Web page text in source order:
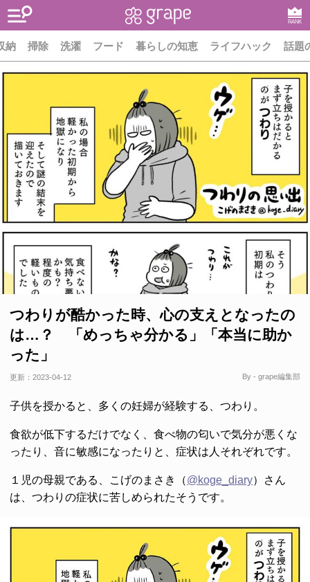
RANK
納 掃除 洗濯 フード 暮らしの知恵 ライフハック 話題
つわりが酷かった時、心の支えとなったの
は…？ 「めっちゃ分かる」「本当に助か
った」
更新： 2023-04-12 By - grape編集部
子供を授かると、多くの妊婦が経験する、つわり。
食欲が低下するだけでなく、食べ物の匂いで気分が悪くな
ったり、音に敏感になったりと、症状は人それぞれです。
１児の母親である、こげのまさき（@koge_diary）さん
は、つわりの症状に苦しめられたそうです。